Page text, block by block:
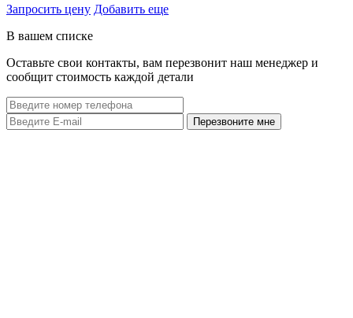
Запросить цену Добавить еще
В вашем списке
Оставьте свои контакты, вам перезвонит наш менеджер и
сообщит стоимость каждой детали
Перезвоните мне